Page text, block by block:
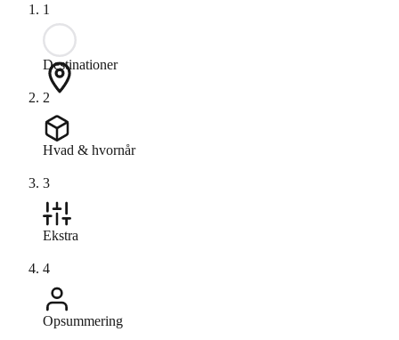
1
Destinationer
2
Hvad & hvornår
3
Ekstra
4
Opsummering